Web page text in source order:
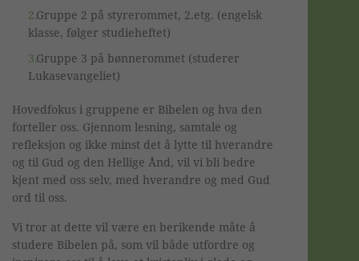
Gruppe 2 på styrerommet, 2.etg. (engelsk
klasse, følger studieheftet)
Gruppe 3 på bønnerommet (studerer
Lukasevangeliet)
Hovedfokus i gruppene er Bibelen og hva den
forteller oss. Gjennom lesning, samtale og
refleksjon og ikke minst det å lytte til hverandre
og til Gud og den Hellige Ånd, vil vi bli bedre
kjent med oss selv, med hverandre og med Gud
ord til oss.
Vi tror at dette vil være en berikende måte å
studere Bibelen på, som vil både utfordre og